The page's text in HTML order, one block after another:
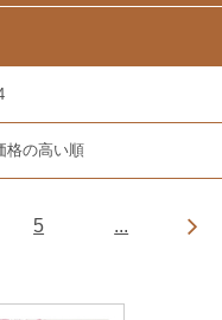
格の高い順
5 ...